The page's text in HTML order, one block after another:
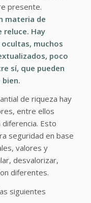
presente.
materia de
reluce. Hay
muchos
poco
sí, que pueden
de riqueza hay
entre ellos
Esto
seguridad en base
valores y
desvalorizar,
diferentes.
siguientes